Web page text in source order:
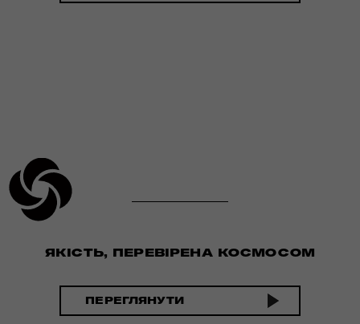
ЯКІСТЬ, ПЕРЕВІРЕНА КОСМОСОМ
ПЕРЕГЛЯНУТИ